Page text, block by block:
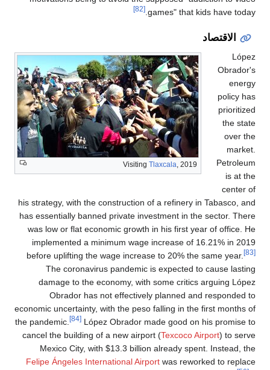
games" that kids have today.
[82]
الاقتصاد
Visiting Tlaxcala, 2019
López
Obrador's
energy
policy has
prioritized
the state
over the
market.
Petroleum
is at the
center of
his strategy, with the construction of a refinery in Tabasco, and
has essentially banned private investment in the sector. There
was low or flat economic growth in his first year of office. He
implemented a minimum wage increase of 16.21% in 2019
before uplifting the wage increase to 20% the same year.
[83]
The coronavirus pandemic is expected to cause lasting
damage to the economy, with some critics arguing López
Obrador has not effectively planned and responded to
economic uncertainty, with the peso falling in the first months of
the pandemic.
[84] López Obrador made good on his promise to
cancel the building of a new airport (Texcoco Airport) to serve
Mexico City, with $13.3 billion already spent. Instead, the
Felipe Ángeles International Airport was reworked to replace